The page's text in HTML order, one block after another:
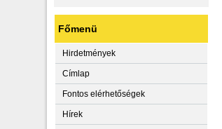
Főmenü
Hirdetmények
Címlap
Fontos elérhetőségek
Hírek